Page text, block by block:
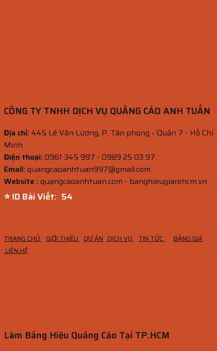
CÔNG TY TNHH DỊCH VỤ QUẢNG CÁO ANH TUẤN
Địa chỉ: 445 Lê Văn Lương, P. Tân phong - Quận 7 - Hồ Chí
Minh
Điện thoại:0961 345 997 - 0989 25 03 97
Email:quangcaoanhtuan997@gmail.com
Website :quangcaoanhtuan.com - banghieugiarehcm.vn
⭐ ID Bài Viết: 53
TRANG CHỦ GIỚI THIỆU DỰ ÁN DỊCH VỤ TIN TỨC
BẢNG GIÁ
LIÊN HỆ
Làm Bảng Hiệu Quảng Cáo Tại TP.HCM